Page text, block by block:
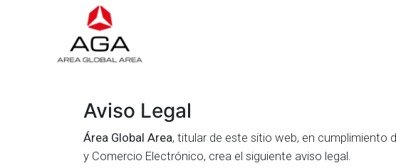
Aviso Legal
Área Global Area, titular de este sitio web, en cumplimiento
y Comercio Electrónico, crea el siguiente aviso legal.